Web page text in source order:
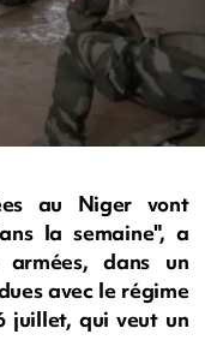
au Niger vont
la semaine", a
dans un
avec le régime
juillet, qui veut un